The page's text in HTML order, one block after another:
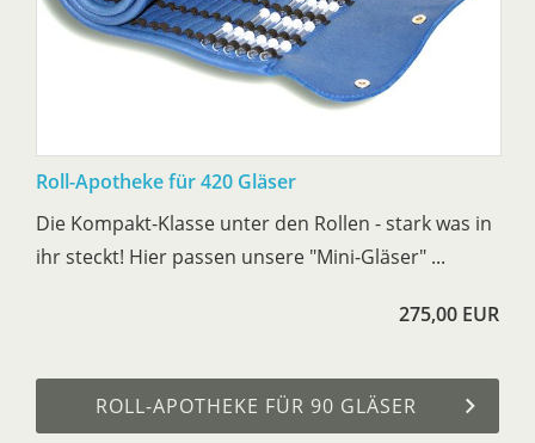
Roll-Apotheke für 420 Gläser
Die Kompakt-Klasse unter den Rollen - stark was in
ihr steckt! Hier passen unsere "Mini-Gläser" ...
275,00 EUR
ROLL-APOTHEKE FÜR 90 GLÄSER